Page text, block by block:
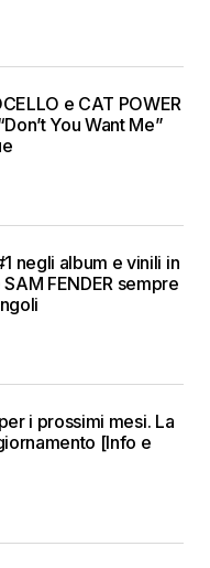
e CAT POWER
You Want Me”
negli album e vinili in
FENDER sempre
i prossimi mesi. La
[Info e